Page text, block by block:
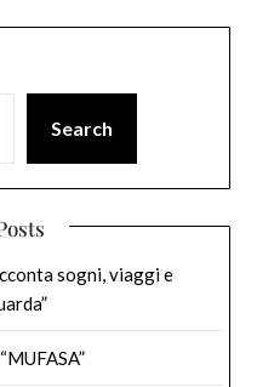
Search
sogni, viaggi e